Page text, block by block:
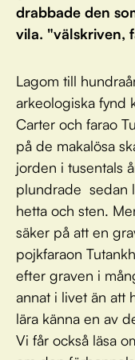
drabbade den
vila. "välskriven,
Lagom till
arkeologiska fynd
Carter och farao
på de makalösa
jorden i tusentals
plundrade sedan
hetta och sten.
säker på att en
pojkfaraon
efter graven i
annat i livet än att
lära känna en av
Vi får också läsa